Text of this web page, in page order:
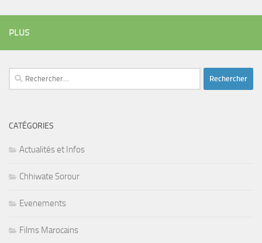
PLUS
Rechercher :
CATÉGORIES
Actualités et Infos
Chhiwate Sorour
Evenements
Films Marocains